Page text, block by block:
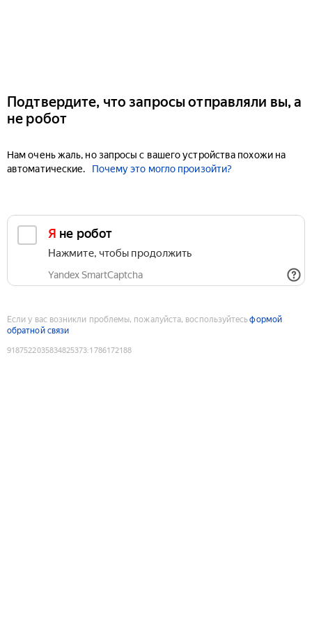
Подтвердите, что запросы отправляли вы, а
не робот
Нам очень жаль, но запросы с вашего устройства похожи на
автоматические.
Почему это могло произойти?
Я не робот
Нажмите, чтобы продолжить
Yandex SmartCaptcha
Если у вас возникли проблемы, пожалуйста, воспользуйтесьформой
обратной связи
9187522035834825373:1786172188